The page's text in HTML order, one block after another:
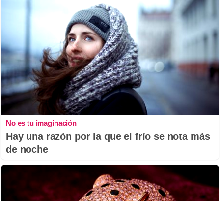
No es tu imaginación
Hay una razón por la que el frío se nota más
de noche